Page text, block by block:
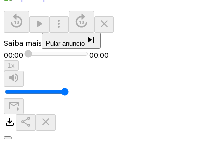
Saiba mais Pular anuncio
00:00 00:00
1x